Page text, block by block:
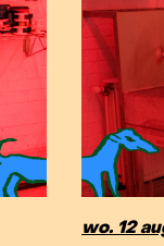
wo. 12